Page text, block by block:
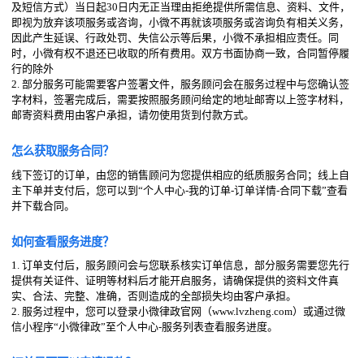
及短信方式）当日起30日内无正当理由拒绝提供所需信息、资料、文件，
即视为放弃该项服务或咨询，小微不再就该项服务或咨询负有相关义务，
因此产生延误、行政处罚、失信公示等后果，小微不承担相应责任。同
时，小微有权不退还已收取的所有费用。双方书面协商一致，合同暂停履
行的除外
2. 部分服务可能需要客户签署文件，服务顾问会在服务过程中与您确认签
字材料，签署完成后，需要按照服务顾问给定的地址邮寄以上签字材料，
邮寄资料费用由客户承担，请勿使用货到付款方式。
怎么获取服务合同？
线下签订的订单，由您的销售顾问为您提供相应的纸质服务合同；线上自
主下单并支付后，您可以到“个人中心-我的订单-订单详情-合同下载”查看
并下载合同。
如何查看服务进度？
1. 订单支付后，服务顾问会与您联系核实订单信息，部分服务需要您先行
提供有关证件、证明等材料后才能开启服务，请确保提供的资料文件真
实、合法、完整、准确，否则造成的全部损失均由客户承担。
2. 服务过程中，您可以登录小微律政官网（www.lvzheng.com）或通过微
信小程序“小微律政”至个人中心-服务列表查看服务进度。